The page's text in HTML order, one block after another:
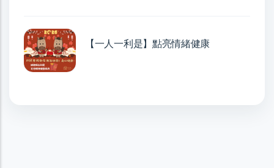
【一人一利是】點亮情緒健康